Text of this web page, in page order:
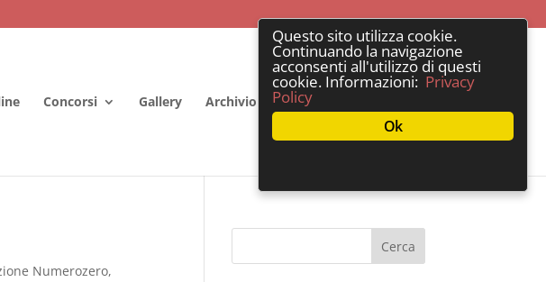
Concorsi Gallery Archivio Privacy e contatti
Numerozero,
Questo sito utilizza cookie.
Continuando la navigazione
acconsenti all'utilizzo di questi
cookie. Informazioni: Privacy
Policy
Ok